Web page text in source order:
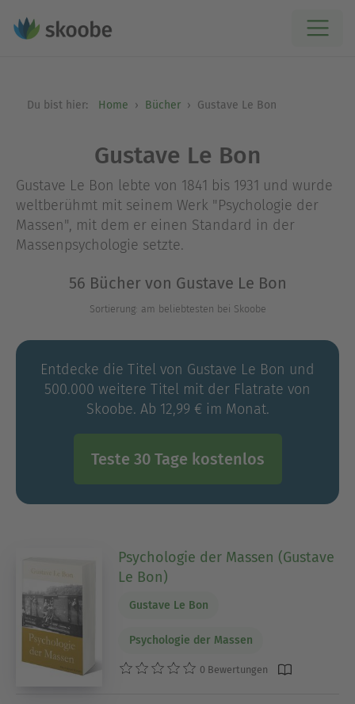
Du bist hier: Home Bücher Gustave Le Bon
Gustave Le Bon
Gustave Le Bon lebte von 1841 bis 1931 und wurde
weltberühmt mit seinem Werk "Psychologie der
Massen", mit dem er einen Standard in der
Massenpsychologie setzte.
56 Bücher von Gustave Le Bon
Sortierung: am beliebtesten bei Skoobe
Entdecke die Titel von Gustave Le Bon und
500.000 weitere Titel mit der Flatrate von
Skoobe. Ab 12,99 € im Monat.
Teste 30 Tage kostenlos
Psychologie der Massen (Gustave
Le Bon)
Gustave Le Bon
Psychologie der Massen
0 Bewertungen